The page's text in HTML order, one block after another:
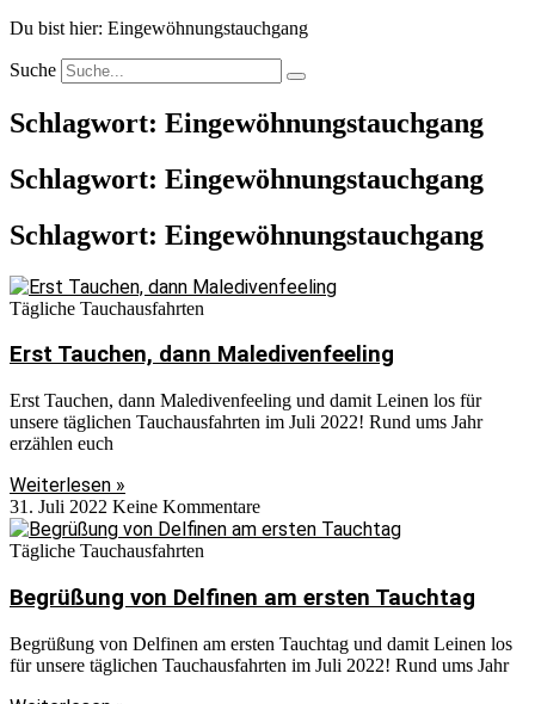
Du bist hier: Eingewöhnungstauchgang
Suche
Schlagwort: Eingewöhnungstauchgang
Schlagwort: Eingewöhnungstauchgang
Schlagwort: Eingewöhnungstauchgang
Tägliche Tauchausfahrten
Erst Tauchen, dann Maledivenfeeling
Erst Tauchen, dann Maledivenfeeling und damit Leinen los für
unsere täglichen Tauchausfahrten im Juli 2022! Rund ums Jahr
erzählen euch
Weiterlesen »
31. Juli 2022 Keine Kommentare
Tägliche Tauchausfahrten
Begrüßung von Delfinen am ersten Tauchtag
Begrüßung von Delfinen am ersten Tauchtag und damit Leinen los
für unsere täglichen Tauchausfahrten im Juli 2022! Rund ums Jahr